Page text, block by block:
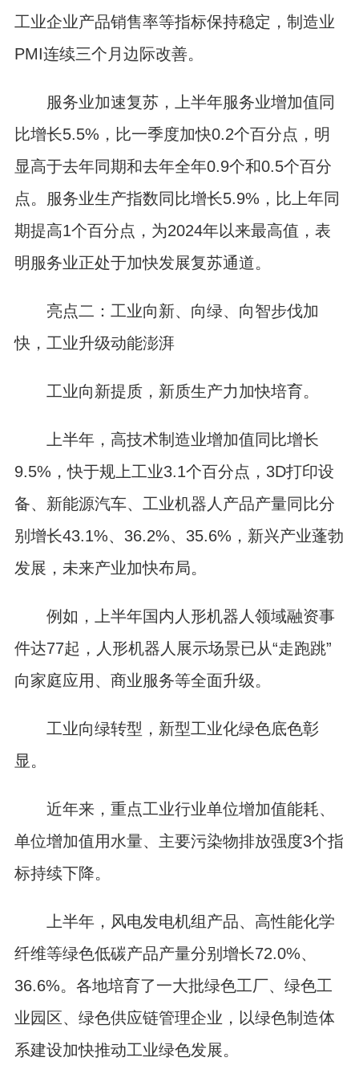
工业企业产品销售率等指标保持稳定，制造业
PMI连续三个月边际改善。
服务业加速复苏，上半年服务业增加值同
比增长5.5%，比一季度加快0.2个百分点，明
显高于去年同期和去年全年0.9个和0.5个百分
点。服务业生产指数同比增长5.9%，比上年同
期提高1个百分点，为2024年以来最高值，表
明服务业正处于加快发展复苏通道。
亮点二：工业向新、向绿、向智步伐加
快，工业升级动能澎湃
工业向新提质，新质生产力加快培育。
上半年，高技术制造业增加值同比增长
9.5%，快于规上工业3.1个百分点，3D打印设
备、新能源汽车、工业机器人产品产量同比分
别增长43.1%、36.2%、35.6%，新兴产业蓬勃
发展，未来产业加快布局。
例如，上半年国内人形机器人领域融资事
件达77起，人形机器人展示场景已从“走跑跳”
向家庭应用、商业服务等全面升级。
工业向绿转型，新型工业化绿色底色彰
显。
近年来，重点工业行业单位增加值能耗、
单位增加值用水量、主要污染物排放强度3个指
标持续下降。
上半年，风电发电机组产品、高性能化学
纤维等绿色低碳产品产量分别增长72.0%、
36.6%。各地培育了一大批绿色工厂、绿色工
业园区、绿色供应链管理企业，以绿色制造体
系建设加快推动工业绿色发展。